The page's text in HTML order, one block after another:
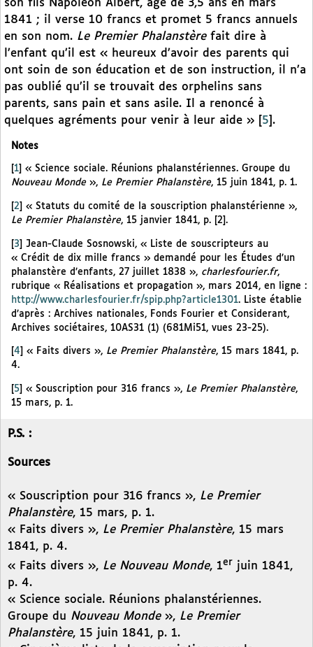
son fils Napoléon Albert, âgé de 3,5 ans en mars
1841 ; il verse 10 francs et promet 5 francs annuels
en son nom. Le Premier Phalanstèrefait dire à
l’enfant qu’il est « heureux d’avoir des parents qui
ont soin de son éducation et de son instruction, il n’a
pas oublié qu’il se trouvait des orphelins sans
parents, sans pain et sans asile. Il a renoncé à
quelques agréments pour venir à leur aide »
5 .
Notes
1
« Science sociale. Réunions phalanstériennes. Groupe du
Nouveau Monde», Le Premier Phalanstère, 15 juin 1841, p. 1.
2
« Statuts du comité de la souscription phalanstérienne »,
Le Premier Phalanstère, 15 janvier 1841, p. [2].
[3] Jean-Claude Sosnowski, « Liste de souscripteurs au
« Crédit de dix mille francs » demandé pour les Études d’un
phalanstère d’enfants, 27 juillet 1838 », charlesfourier.fr,
rubrique « Réalisations et propagation », mars 2014, en ligne :
http://www.charlesfourier.fr/spip.php?article1301. Liste établie
d’après : Archives nationales, Fonds Fourier et Considerant,
Archives sociétaires, 10AS31 (1) (681Mi51, vues 23-25).
4 « Faits divers », Le Premier Phalanstère, 15 mars 1841, p.
4.
[5] « Souscription pour 316 francs », Le Premier Phalanstère,
15 mars, p. 1.
P.S. :
Sources
« Souscription pour 316 francs », Le Premier
Phalanstère, 15 mars, p. 1.
« Faits divers », Le Premier Phalanstère, 15 mars
1841, p. 4.
« Faits divers », Le Nouveau Monde, 1er juin 1841,
p. 4.
« Science sociale. Réunions phalanstériennes.
Groupe du Nouveau Monde», Le Premier
Phalanstère, 15 juin 1841, p. 1.